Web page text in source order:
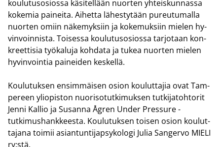
kou­lu­tuso­sios­sa kä­si­tel­lään nuor­ten yh­teis­kun­nas­sa
ko­ke­mia pai­nei­ta. Ai­het­ta lä­hes­ty­tään pu­reu­tu­mal­la
nuor­ten omiin nä­ke­myk­siin ja ko­ke­muk­siin mie­len hy­
vin­voin­nis­ta. Toi­ses­sa kou­lu­tuso­sios­sa tar­jo­taan kon­
kreet­ti­sia työ­ka­lu­ja koh­da­ta ja tukea nuor­ten mie­len
hy­vin­voin­tia pai­nei­den kes­kel­lä.
Kou­lu­tuk­sen en­sim­mäi­sen osion kou­lut­ta­jia ovat Tam­
pe­reen yli­opis­ton nuo­ri­so­tut­ki­muk­sen tut­ki­ja­toh­to­rit
Jenni Kal­lio ja Susan­na Ågren Under Pres­su­re -​
tutkimushankkeesta. Kou­lu­tuk­sen toi­sen osion kou­lut­
ta­ja­na toi­mii asian­tun­ti­jap­sy­ko­lo­gi Julia San­ger­vo MIELI
ry:stä.